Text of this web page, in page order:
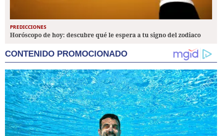
PREDICCIONES
Horóscopo de hoy: descubre qué le espera a tu signo del zodiaco
CONTENIDO PROMOCIONADO